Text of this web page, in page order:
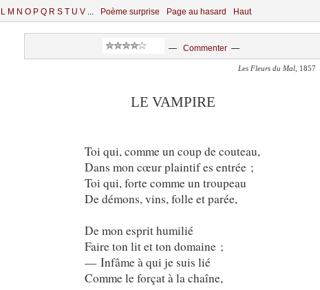
L M N O P Q R S T U V ... Poème surprise Page au hasard Haut
— Commenter—
Les Fleurs du Mal , 1857
LE VAMPIRE
Toi qui, comme un coup de couteau,
Dans mon cœur plaintif es entrée ;
Toi qui, forte comme un troupeau
De démons, vins, folle et parée,
De mon esprit humilié
Faire ton lit et ton domaine ;
— Infâme à qui je suis lié
Comme le forçat à la chaîne,